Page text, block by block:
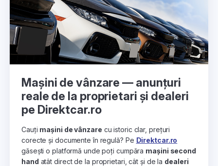
Mașini de vânzare — anunțuri
reale de la proprietari și dealeri
pe Direktcar.ro
Cauți mașini de vânzare cu istoric clar, prețuri
corecte și documente în regulă? Pe Direktcar.ro
găsești o platformă unde poți cumpăra mașini second
hand atât direct de la proprietari, cât și de la dealeri